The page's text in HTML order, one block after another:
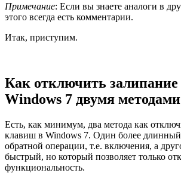
Примечание: Если вы знаете аналоги в
этого всегда есть комментарии.
Итак, приступим.
Как отключить
Windows 7 двумя методами
Есть, как минимум, два метода как
клавиш в Windows 7. Один более
обратной операции, т.е. включения, а
быстрый, но который позволяет только
функциональность.